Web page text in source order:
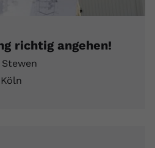
richtig angehen!
eine eindeutige ID, um
hat.